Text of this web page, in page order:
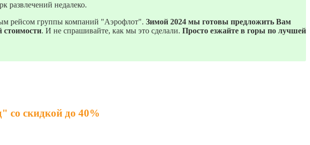
развлечений недалеко.
рейсом группы компаний "Аэрофлот". Зимой 2024 мы готовы предложить Вам
стоимости. И не спрашивайте, как мы это сделали. Просто езжайте в горы по лучшей
со скидкой до 40%